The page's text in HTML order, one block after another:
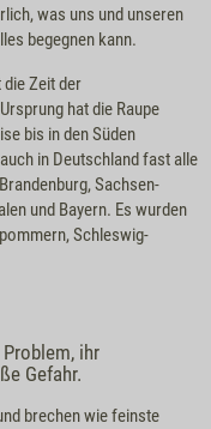
was uns und unseren
begegnen kann.
Zeit der
hat die Raupe
bis in den Süden
in Deutschland fast alle
Sachsen-
und Bayern. Es wurden
Schleswig-
ihr
Gefahr.
brechen wie feinste